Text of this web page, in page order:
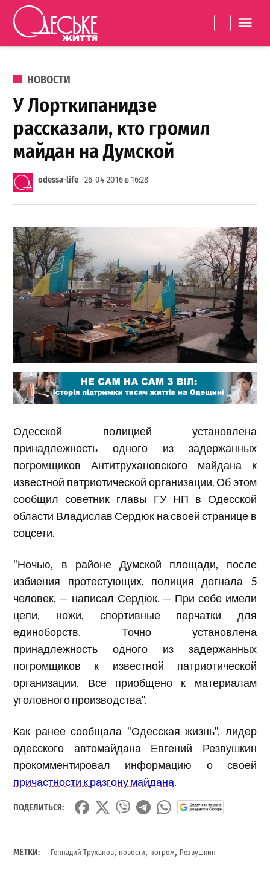
Перейти к содержанию
життя
ОПУБЛИКОВАНО В
НОВОСТИ
У Лорткипанидзе
рассказали, кто громил
майдан на Думской
odessa-life 26-04-2016 в 16:28
Одесской полицией установлена
принадлежность одного из задержанных
погромщиков Антитрухановского майдана к
известной патриотической организации. Об этом
сообщил советник главы ГУ НП в Одесской
области Владислав Сердюк на своей странице в
соцсети.
"Ночью, в районе Думской площади, после
избиения протестующих, полиция догнала 5
человек, — написал Сердюк. — При себе имели
цепи, ножи, спортивные перчатки для
единоборств. Точно установлена
принадлежность одного из задержанных
погромщиков к известной патриотической
организации. Все приобщено к материалам
уголовного производства".
Как ранее сообщала "Одесская жизнь", лидер
одесского автомайдана Евгений Резвушкин
прокомментировал информацию о своей
причастности к разгону майдана.
ПОДЕЛИТЬСЯ:
МЕТКИ: Геннадий Труханов, новости, погром, Резвушкин